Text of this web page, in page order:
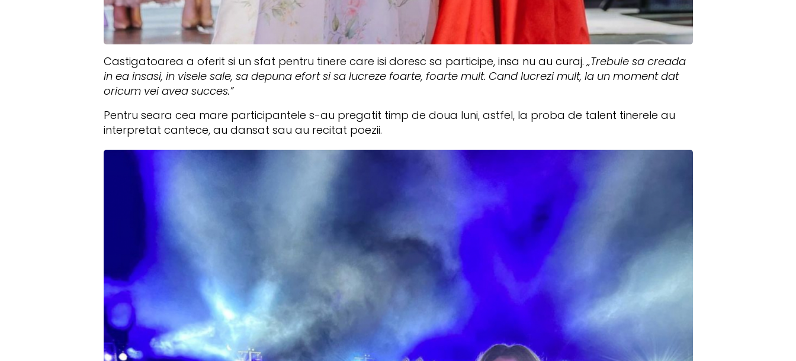
Castigatoarea a oferit si un sfat pentru tinere care isi doresc sa participe, insa nu au curaj.„Trebuie sa creada
in ea insasi, in visele sale, sa depuna efort si sa lucreze foarte, foarte mult. Cand lucrezi mult, la un moment dat
oricum vei avea succes.”
Pentru seara cea mare participantele s-au pregatit timp de doua luni, astfel, la proba de talent tinerele au
interpretat cantece, au dansat sau au recitat poezii.